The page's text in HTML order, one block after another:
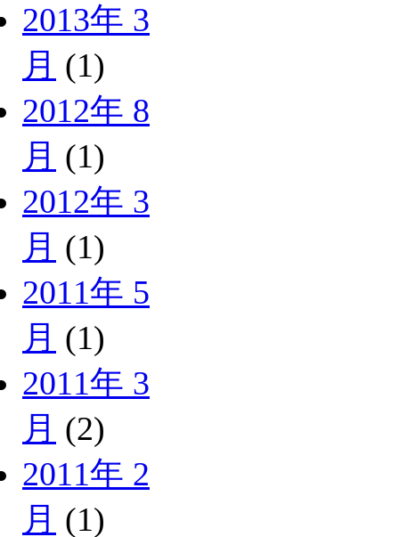
2013年 3
月 (1)
2012年 8
月 (1)
2012年 3
月 (1)
2011年 5
月 (1)
2011年 3
月 (2)
2011年 2
月 (1)